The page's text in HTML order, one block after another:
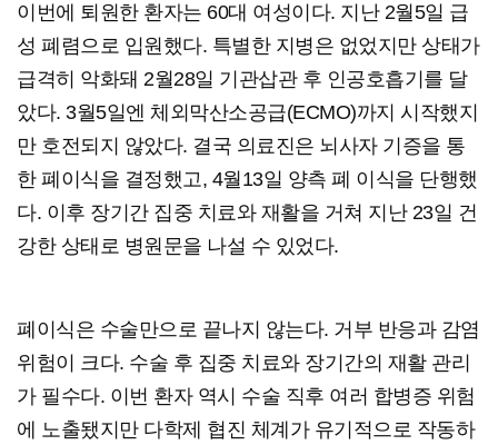
이번에 퇴원한 환자는 60대 여성이다. 지난 2월5일 급
성 폐렴으로 입원했다. 특별한 지병은 없었지만 상태가
급격히 악화돼 2월28일 기관삽관 후 인공호흡기를 달
았다. 3월5일엔 체외막산소공급(ECMO)까지 시작했지
만 호전되지 않았다. 결국 의료진은 뇌사자 기증을 통
한 폐이식을 결정했고, 4월13일 양측 폐 이식을 단행했
다. 이후 장기간 집중 치료와 재활을 거쳐 지난 23일 건
강한 상태로 병원문을 나설 수 있었다.
폐이식은 수술만으로 끝나지 않는다. 거부 반응과 감염
위험이 크다. 수술 후 집중 치료와 장기간의 재활 관리
가 필수다. 이번 환자 역시 수술 직후 여러 합병증 위험
에 노출됐지만 다학제 협진 체계가 유기적으로 작동하